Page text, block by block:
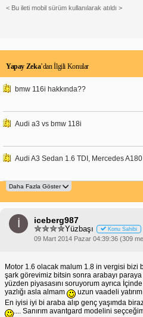
< Bu ileti mobil sürüm kullanılarak atıldı >
Yapay Zeka’dan İlgili Konular
bmw 116i hakkında??
Audi a3 vs bmw 118i
Audi A3 Sedan 1.6 TDI, Mercedes
İ iceberg987
Yüzbaşı Konu Sahibi
09 Mart 2014 Pazar 04:39:36 (309
Motor 1.6 olacak malum 1.8 in vergisi bizi
şark görevimiz bitsin sonra arabayı
yüzden piyasasını soruyorum ayrıca
yazlığı asla almam
uzun vaadeli
En iyisi iyi bi araba alıp genç yaşımda
.... Sanırım avantgard modelini